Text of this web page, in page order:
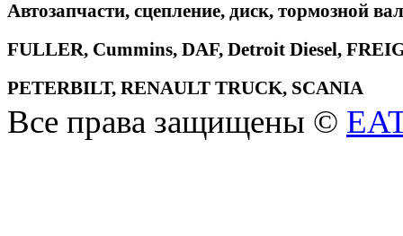
Автозапчасти, сцепление, диск, тормозной
FULLER, Cummins, DAF, Detroit Diesel,
PETERBILT, RENAULT TRUCK, SCANIA
Все права защищены ©